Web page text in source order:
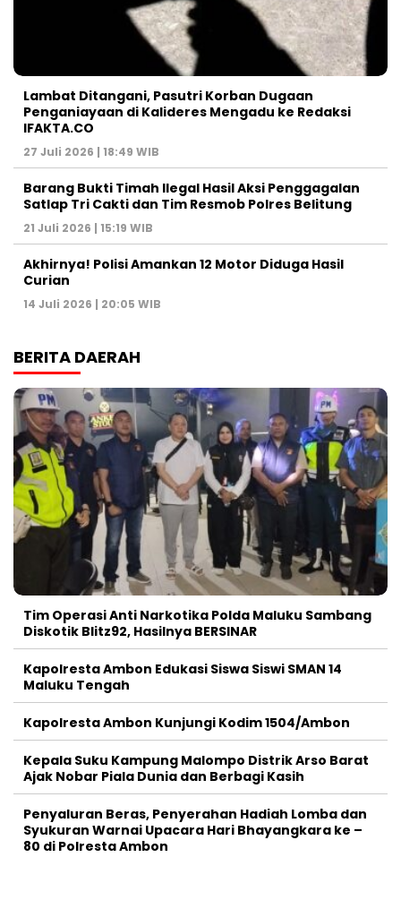
Lambat Ditangani, Pasutri Korban Dugaan
Penganiayaan di Kalideres Mengadu ke Redaksi
IFAKTA.CO
27 Juli 2026 | 18:49 WIB
Barang Bukti Timah Ilegal Hasil Aksi Penggagalan
Satlap Tri Cakti dan Tim Resmob Polres Belitung
21 Juli 2026 | 15:19 WIB
Akhirnya! Polisi Amankan 12 Motor Diduga Hasil
Curian
14 Juli 2026 | 20:05 WIB
BERITA DAERAH
Tim Operasi Anti Narkotika Polda Maluku Sambang
Diskotik Blitz92, Hasilnya BERSINAR
Kapolresta Ambon Edukasi Siswa Siswi SMAN 14
Maluku Tengah
Kapolresta Ambon Kunjungi Kodim 1504/Ambon
Kepala Suku Kampung Malompo Distrik Arso Barat
Ajak Nobar Piala Dunia dan Berbagi Kasih
Penyaluran Beras, Penyerahan Hadiah Lomba dan
Syukuran Warnai Upacara Hari Bhayangkara ke –
80 di Polresta Ambon